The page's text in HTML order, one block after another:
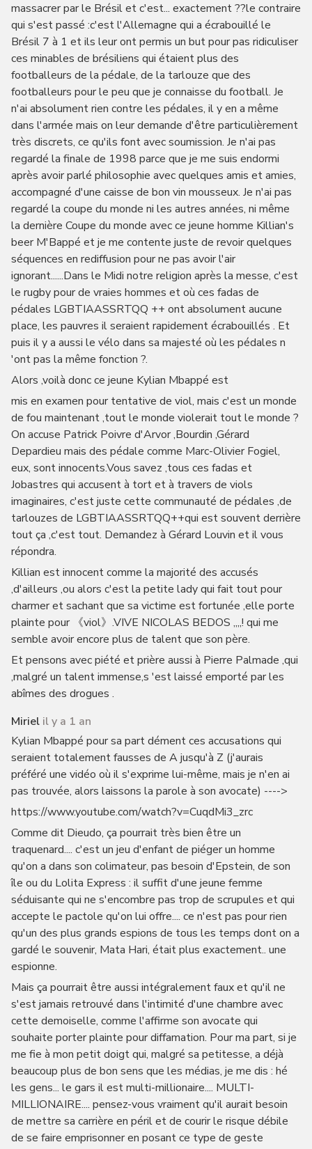
massacrer par le Brésil et c'est... exactement ??le contraire
qui s'est passé :c'est l'Allemagne qui a écrabouillé le
Brésil 7 à 1 et ils leur ont permis un but pour pas ridiculiser
ces minables de brésiliens qui étaient plus des
footballeurs de la pédale, de la tarlouze que des
footballeurs pour le peu que je connaisse du football. Je
n'ai absolument rien contre les pédales, il y en a même
dans l'armée mais on leur demande d'être particulièrement
très discrets, ce qu'ils font avec soumission. Je n'ai pas
regardé la finale de 1998 parce que je me suis endormi
après avoir parlé philosophie avec quelques amis et amies,
accompagné d'une caisse de bon vin mousseux. Je n'ai pas
regardé la coupe du monde ni les autres années, ni même
la dernière Coupe du monde avec ce jeune homme Killian's
beer M'Bappé et je me contente juste de revoir quelques
séquences en rediffusion pour ne pas avoir l'air
ignorant......Dans le Midi notre religion après la messe, c'est
le rugby pour de vraies hommes et où ces fadas de
pédales LGBTIAASSRTQQ ++ ont absolument aucune
place, les pauvres il seraient rapidement écrabouillés . Et
puis il y a aussi le vélo dans sa majesté où les pédales n
'ont pas la même fonction ?.
Alors ,voilà donc ce jeune Kylian Mbappé est
mis en examen pour tentative de viol, mais c'est un monde
de fou maintenant ,tout le monde violerait tout le monde ?
On accuse Patrick Poivre d'Arvor ,Bourdin ,Gérard
Depardieu mais des pédale comme Marc-Olivier Fogiel,
eux, sont innocents.Vous savez ,tous ces fadas et
Jobastres qui accusent à tort et à travers de viols
imaginaires, c'est juste cette communauté de pédales ,de
tarlouzes de LGBTIAASSRTQQ++qui est souvent derrière
tout ça ,c'est tout. Demandez à Gérard Louvin et il vous
répondra.
Killian est innocent comme la majorité des accusés
,d'ailleurs ,ou alors c'est la petite lady qui fait tout pour
charmer et sachant que sa victime est fortunée ,elle porte
plainte pour 《viol》.VIVE NICOLAS BEDOS ,,,,! qui me
semble avoir encore plus de talent que son père.
Et pensons avec piété et prière aussi à Pierre Palmade ,qui
,malgré un talent immense,s 'est laissé emporté par les
abîmes des drogues .
Miriel il y a 1 an
Kylian Mbappé pour sa part dément ces accusations qui
seraient totalement fausses de A jusqu'à Z (j'aurais
préféré une vidéo où il s'exprime lui-même, mais je n'en ai
pas trouvée, alors laissons la parole à son avocate) ---->
https://www.youtube.com/watch?v=CuqdMi3_zrc
Comme dit Dieudo, ça pourrait très bien être un
traquenard.... c'est un jeu d'enfant de piéger un homme
qu'on a dans son colimateur, pas besoin d'Epstein, de son
île ou du Lolita Express : il suffit d'une jeune femme
séduisante qui ne s'encombre pas trop de scrupules et qui
accepte le pactole qu'on lui offre.... ce n'est pas pour rien
qu'un des plus grands espions de tous les temps dont on a
gardé le souvenir, Mata Hari, était plus exactement.. une
espionne.
Mais ça pourrait être aussi intégralement faux et qu'il ne
s'est jamais retrouvé dans l'intimité d'une chambre avec
cette demoiselle, comme l'affirme son avocate qui
souhaite porter plainte pour diffamation. Pour ma part, si je
me fie à mon petit doigt qui, malgré sa petitesse, a déjà
beaucoup plus de bon sens que les médias, je me dis : hé
les gens... le gars il est multi-millionaire.... MULTI-
MILLIONAIRE.... pensez-vous vraiment qu'il aurait besoin
de mettre sa carrière en péril et de courir le risque débile
de se faire emprisonner en posant ce type de geste